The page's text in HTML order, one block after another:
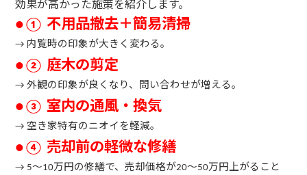
効果が高かった施策を紹介します。
●① 不用品撤去＋簡易清掃
→ 内覧時の印象が大きく変わる。
●② 庭木の剪定
→外観の印象が良くなり、問い合わせが増える。
●③ 室内の通風・換気
→ 空き家特有のニオイを軽減。
●④ 売却前の軽微な修繕
→ 5〜10万円の修繕で、売却価格が20〜50万円上がること